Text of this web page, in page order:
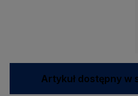
Artykuł dostępny w